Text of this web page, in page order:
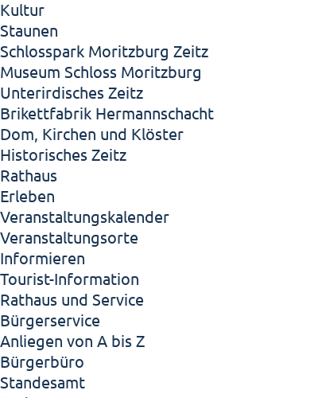
Kultur
Staunen
Schlosspark Moritzburg Zeitz
Museum Schloss Moritzburg
Unterirdisches Zeitz
Brikettfabrik Hermannschacht
Dom, Kirchen und Klöster
Historisches Zeitz
Rathaus
Erleben
Veranstaltungskalender
Veranstaltungsorte
Informieren
Tourist-Information
Rathaus und Service
Bürgerservice
Anliegen von A bis Z
Bürgerbüro
Standesamt